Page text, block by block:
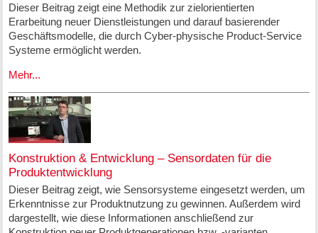
Dieser Beitrag zeigt eine Methodik zur zielorientierten
Erarbeitung neuer Dienstleistungen und darauf basierender
Geschäftsmodelle, die durch Cyber-physische Product-Service
Systeme ermöglicht werden.
Mehr...
Konstruktion & Entwicklung – Sensordaten für die
Produktentwicklung
Dieser Beitrag zeigt, wie Sensorsysteme eingesetzt werden, um
Erkenntnisse zur Produktnutzung zu gewinnen. Außerdem wird
dargestellt, wie diese Informationen anschließend zur